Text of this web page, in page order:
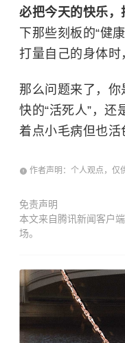
必把今天的快乐，
下那些刻板的“健
打量自己的身体时
那么问题来了，
快的“活死人”，还
着点小毛病但也活
作者声明：个人观点，仅
免责声明
本文来自腾讯新闻客户
场。